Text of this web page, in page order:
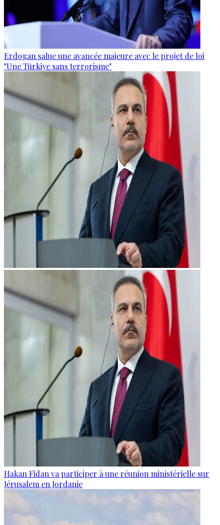
Erdogan salue une avancée majeure avec le projet de loi
"Une Türkiye sans terrorisme"
Hakan Fidan va participer à une réunion ministérielle sur
Jérusalem en Jordanie